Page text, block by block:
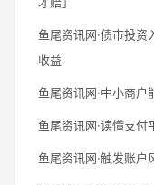
鱼尾资讯网·债市投
收益
鱼尾资讯网·中小商
鱼尾资讯网·读懂支
鱼尾资讯网·触发账户